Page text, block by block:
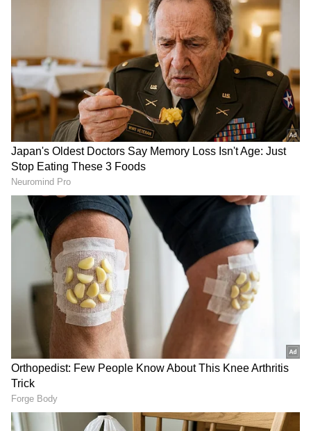
7
Image Credit :
ಸಾಮಾಜಿಕ ಜಾಲತಾಣಗಳಲ್ಲಿ ಸದಾ ಸಕ್ರಿಯರಾಗಿರುವ
ರಾಕಿಂಗ್ ಸ್ಟಾರ್ ಯಶ್ ಪತ್ನಿ ರಾಧಿಕಾ, ತಮ್ಮ ಕುಟುಂಬದ
ಸುಂದರ ಕ್ಷಣಗಳನ್ನು ಹಂಚಿಕೊಳ್ಳುವ ಮೂಲಕ
ಅಭಿಮಾನಿಗಳಿಗೆ ಸದಾ ಹತ್ತಿರವಾಗಿದ್ದಾರೆ. ಇದೀಗ 'ವಿಶ್ವ
ತಾಯಂದಿರ ದಿನ'ದ (Mother's Day) ವಿಶೇಷವಾಗಿ ರಾಧಿಕಾ
ಪಂಡಿತ್ ಹಂಚಿಕೊಂಡಿರುವ ಒಂದು ಪೋಸ್ಟ್ ಇಂಟರ್ನೆಟ್‌ನಲ್ಲಿ
ಸಂಚಲನ ಮೂಡಿಸುತ್ತಿದೆ.